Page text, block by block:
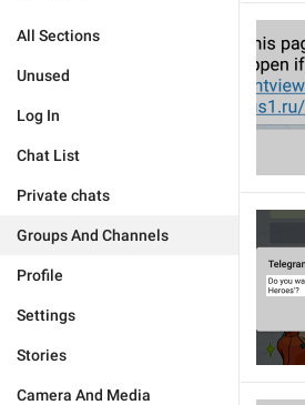
All Sections
Unused
Log In
Chat List
Private chats
Groups And Channels
Profile
Settings
Stories
Camera And Media